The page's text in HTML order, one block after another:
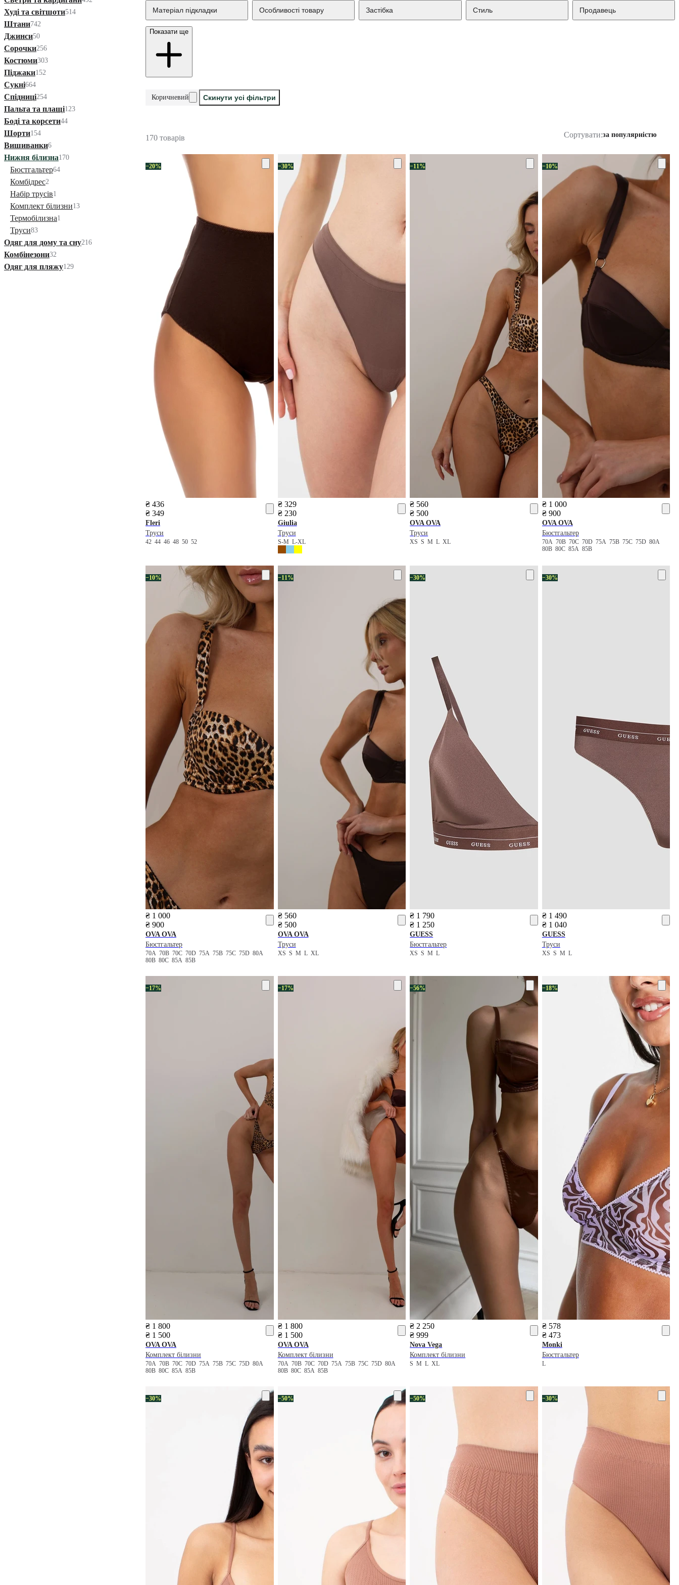
Худі та світшоти514
Штани742
Джинси50
Сорочки256
Костюми303
Піджаки152
Сукні664
Спідниці254
Пальта та плащі123
Боді та корсети44
Шорти154
Вишиванки6
Нижня білизна170
Бюстгальтер64
Комбідрес2
Набір трусів1
Комплект білизни13
Термобілизна1
Труси83
Одяг для дому та сну216
Комбінезони32
Одяг для пляжу129
Матеріал підкладки Особливості товару Застібка Стиль Продавець
Показати ще
Коричневий Скинути усі фільтри
170 товарів Сортувати:за популярністю
−20%
₴ 436
₴ 349
Fleri
Труси
42 44 46 48 50 52
−30%
₴ 329
₴ 230
Giulia
Труси
S-M L-XL
−11%
₴ 560
₴ 500
OVA OVA
Труси
XSSMLXL
−10%
₴ 1 000
₴ 900
OVA OVA
Бюстгальтер
70A 70B 70C 70D 75A 75B 75C 75D 80A
80B 80C 85A 85B
−10%
₴ 1 000
₴ 900
OVA OVA
Бюстгальтер
70A 70B 70C 70D 75A 75B 75C 75D 80A
80B 80C 85A 85B
−11%
₴ 560
₴ 500
OVA OVA
Труси
XS S M L XL
−30%
₴ 1 790
₴ 1 250
GUESS
Бюстгальтер
XSSML
−30%
₴ 1 490
₴ 1 040
GUESS
Труси
XS S M L
−17%
₴ 1 800
₴ 1 500
OVA OVA
Комплект білизни
70A 70B 70C 70D 75A 75B 75C 75D 80A
80B 80C 85A 85B
−17%
₴ 1 800
₴ 1 500
OVA OVA
Комплект білизни
70A 70B 70C 70D 75A 75B 75C 75D 80A
80B 80C 85A 85B
−56%
₴ 2 250
₴ 999
Nova Vega
Комплект білизни
SMLXL
−18%
₴ 578
₴ 473
Monki
Бюстгальтер
L
−30% −50% −50% −30%